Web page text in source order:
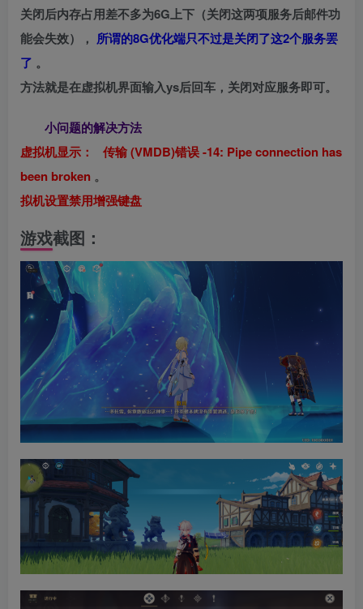
关闭后内存占用差不多为6G上下（关闭这两项服务后邮件功
能会失效）， 所谓的8G优化端只不过是关闭了这2个服务罢
了 。
方法就是在虚拟机界面输入ys后回车，关闭对应服务即可。
小问题的解决方法
虚拟机显示： 传输 (VMDB)错误 -14: Pipe connection has
been broken 。
拟机设置禁用增强键盘
游戏截图：